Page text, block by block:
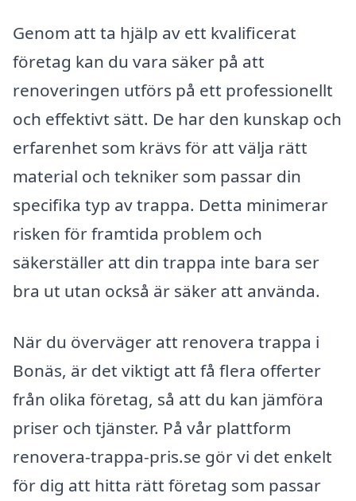
Genom att ta hjälp av ett kvalificerat
företag kan du vara säker på att
renoveringen utförs på ett professionellt
och effektivt sätt. De har den kunskap och
erfarenhet som krävs för att välja rätt
material och tekniker som passar din
specifika typ av trappa. Detta minimerar
risken för framtida problem och
säkerställer att din trappa inte bara ser
bra ut utan också är säker att använda.
När du överväger att renovera trappa i
Bonäs, är det viktigt att få flera offerter
från olika företag, så att du kan jämföra
priser och tjänster. På vår plattform
renovera-trappa-pris.se gör vi det enkelt
för dig att hitta rätt företag som passar